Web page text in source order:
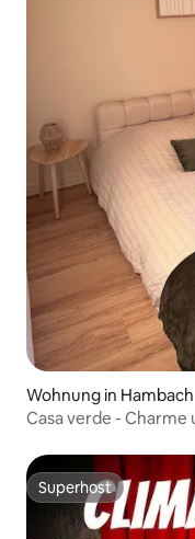
Wohnung in Hambach
Casa verde - Charme
Superhost
Superhost